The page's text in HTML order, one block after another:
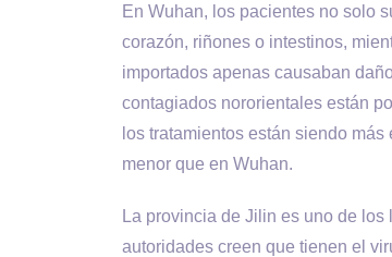
En Wuhan, los pacientes no solo
corazón, riñones o intestinos,
importados apenas causaban
contagiados nororientales están
los tratamientos están siendo
menor que en Wuhan.
La provincia de Jilin es uno de
autoridades creen que tienen el